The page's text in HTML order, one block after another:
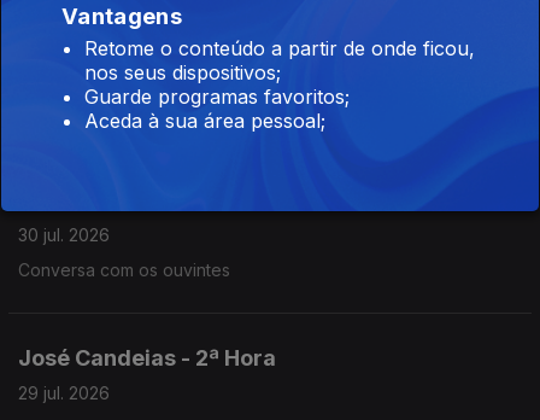
José Candeias - 2ª Hora
30 jul. 2026
Conversa com os ouvintes
30 jul. 2026
Conversa com os ouvintes
José Candeias - 2ª Hora
29 jul. 2026
Vantagens
Retome o conteúdo a partir de onde ficou,
nos seus dispositivos;
Guarde programas favoritos;
Aceda à sua área pessoal;